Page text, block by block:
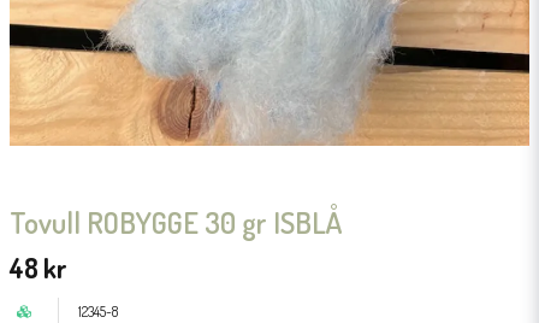
Tovull ROBYGGE 30 gr ISBLÅ
48 kr
12345-8